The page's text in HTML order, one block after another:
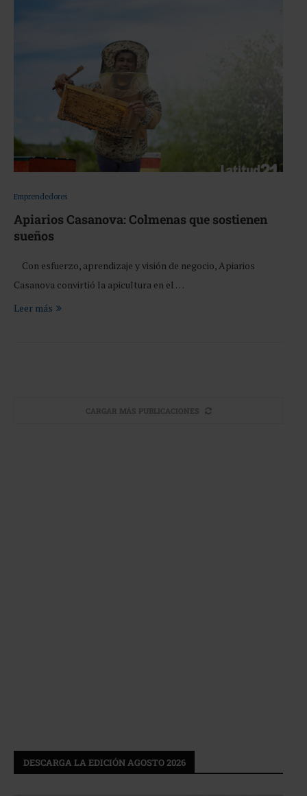
Emprendedores
Apiarios Casanova: Colmenas que sostienen
sueños
Con esfuerzo, aprendizaje y visión de negocio, Apiarios
Casanova convirtió la apicultura en el …
Leer más
CARGAR MÁS PUBLICACIONES
DESCARGA LA EDICIÓN AGOSTO 2026